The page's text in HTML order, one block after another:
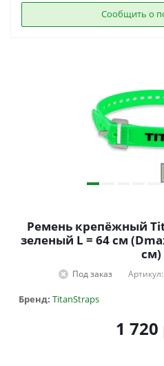
Сообщить о
Ремень крепёжный
зеленый L = 64 см
см)
Под заказ
Бренд: TitanStraps
1 720